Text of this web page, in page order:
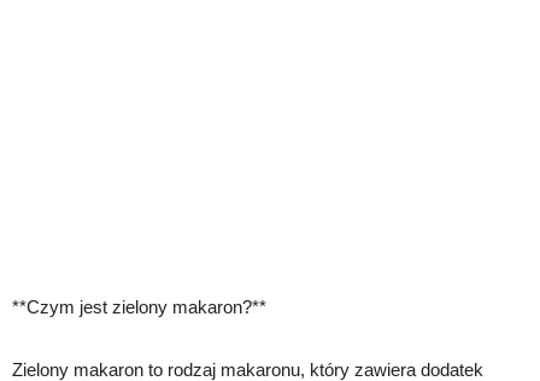
**Czym jest zielony makaron?**
Zielony makaron to rodzaj makaronu, który zawiera dodatek